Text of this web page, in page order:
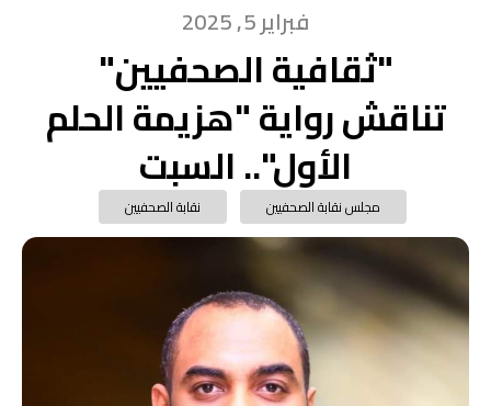
فبراير 5, 2025
"ثقافية الصحفيين"
تناقش رواية "هزيمة الحلم
الأول".. السبت
مجلس نقابة الصحفيين نقابة الصحفيين